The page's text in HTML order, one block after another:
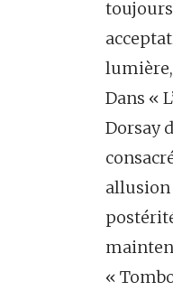
Dans «
Dorsay
allusion
«